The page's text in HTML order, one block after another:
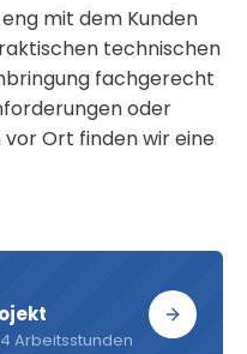
mit dem Kunden
technischen
fachgerecht
oder
Ort finden wir eine
Arbeitsstunden